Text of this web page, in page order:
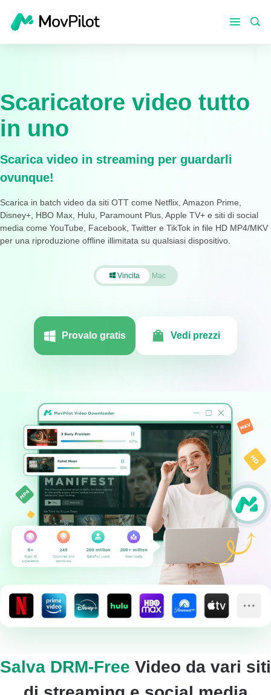
Scaricatore video tutto
in uno
Scarica video in streaming per guardarli
ovunque!
Scarica in batch video da siti OTT come Netflix, Amazon Prime,
Disney+, HBO Max, Hulu, Paramount Plus, Apple TV+ e siti di social
media come YouTube, Facebook, Twitter e TikTok in file HD MP4/MKV
per una riproduzione offline illimitata su qualsiasi dispositivo.
Vincita Mac
Provalo gratis Vedi prezzi
Salva DRM-Free Video da vari siti